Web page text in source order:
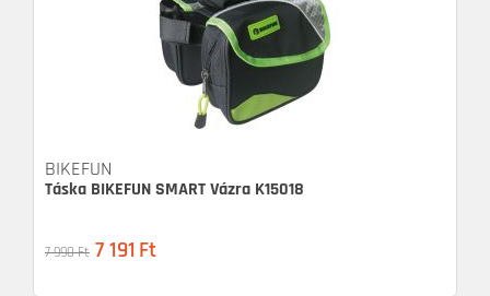
BIKEFUN
Táska BIKEFUN SMART Vázra K15018
7 990Ft 7 191 Ft